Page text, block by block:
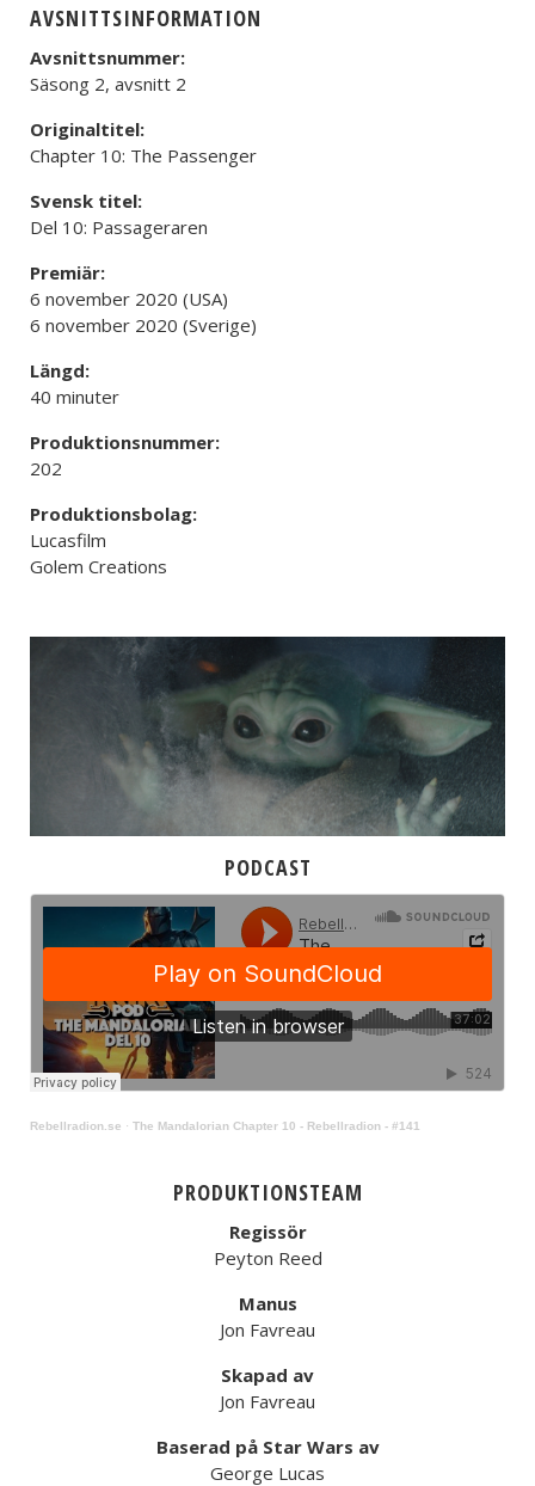
AVSNITTSINFORMATION
Avsnittsnummer:
Säsong 2, avsnitt 2
Originaltitel:
Chapter 10: The Passenger
Svensk titel:
Del 10: Passageraren
Premiär:
6 november 2020 (USA)
6 november 2020 (Sverige)
Längd:
40 minuter
Produktionsnummer:
202
Produktionsbolag:
Lucasfilm
Golem Creations
PODCAST
Rebellradion.se · The Mandalorian Chapter 10 - Rebellradion - #141
PRODUKTIONSTEAM
Regissör
Peyton Reed
Manus
Jon Favreau
Skapad av
Jon Favreau
Baserad på Star Wars av
George Lucas